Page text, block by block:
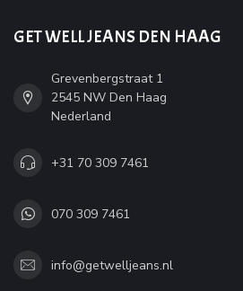
GET WELL JEANS DEN HAAG
Grevenbergstraat 1
2545 NW Den Haag
Nederland
+31 70 309 7461
070 309 7461
info@getwelljeans.nl